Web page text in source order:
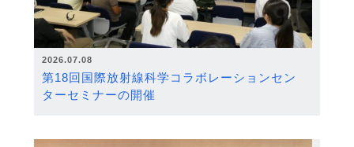
2026.07.08
第18回国際放射線科学コラボレーションセン
ターセミナーの開催